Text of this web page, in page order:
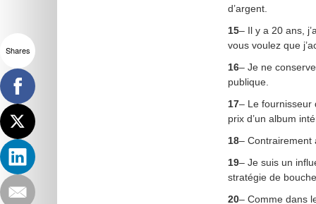
d’argent.
15– Il y a 20 ans,
vous voulez que
16– Je ne
publique.
17– Le fournisseur
prix d’un album
18– Contrairement
19– Je suis un
stratégie de
20– Comme dans
Shares